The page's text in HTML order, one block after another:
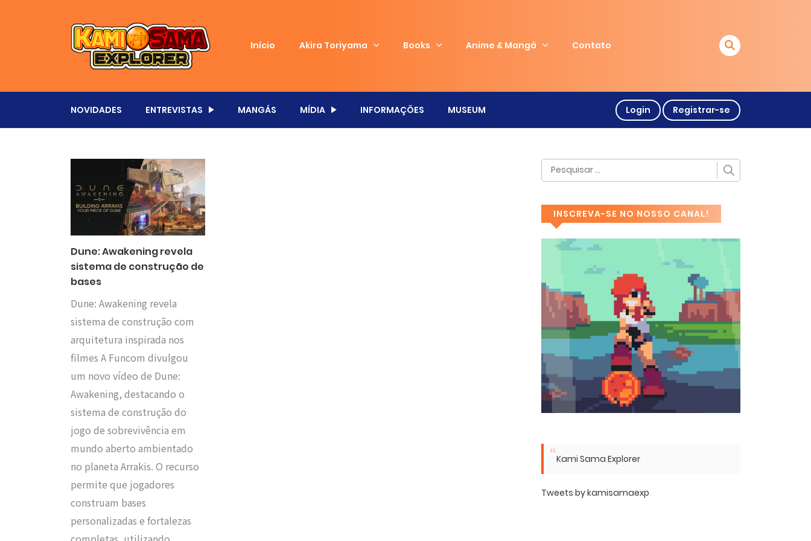
Início Akira Toriyama Books Anime & Mangá Contato
NOVIDADES ENTREVISTAS MANGÁS MÍDIA INFORMAÇÕES MUSEUM Login Registrar-se
Dune: Awakening revela
sistema de construção de
bases
Dune: Awakening revela
sistema de construção com
arquitetura inspirada nos
filmes A Funcom divulgou
um novo vídeo de Dune:
Awakening, destacando o
sistema de construção do
jogo de sobrevivência em
mundo aberto ambientado
no planeta Arrakis. O recurso
permite que jogadores
construam bases
personalizadas e fortalezas
INSCREVA-SE NO NOSSO CANAL!
Kami Sama Explorer
Tweets by kamisamaexp